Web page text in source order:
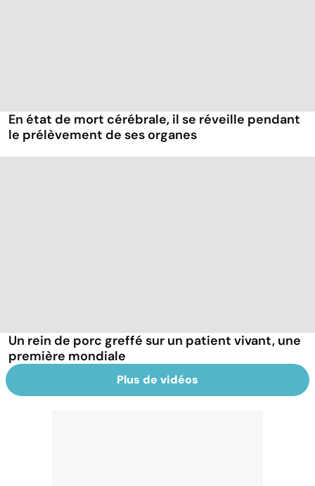
En état de mort cérébrale, il se réveille pendant
le prélèvement de ses organes
Un rein de porc greffé sur un patient vivant, une
première mondiale
Plus de vidéos